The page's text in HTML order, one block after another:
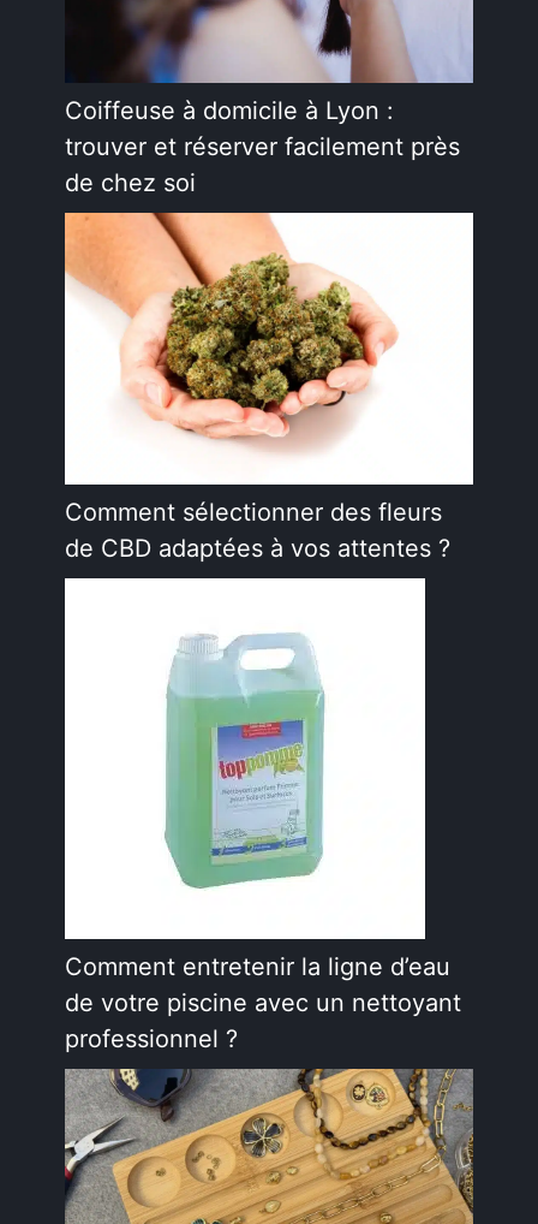
Coiffeuse à domicile à Lyon :
trouver et réserver facilement près
de chez soi
Comment sélectionner des fleurs
de CBD adaptées à vos attentes ?
Comment entretenir la ligne d’eau
de votre piscine avec un nettoyant
professionnel ?